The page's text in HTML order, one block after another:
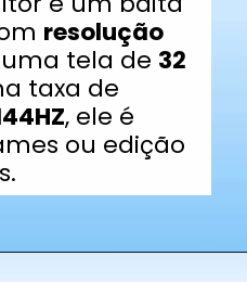
resolução
tela de 32
taxa de
, ele é
ou edição